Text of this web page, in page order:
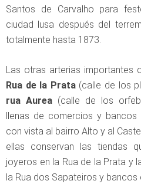
Santos de Carvalho para
ciudad lusa después del
totalmente hasta 1873.
Las otras arterias importantes
Rua de la Prata(calle de los
rua Aurea (calle de los
llenas de comercios y
con vista al bairro Alto y al
ellas conservan las tiendas
joyeros en la Rua de la Prata y
la Rua dos Sapateiros y bancos